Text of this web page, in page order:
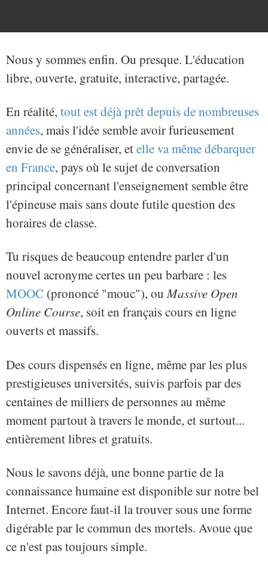
Nous y sommes enfin. Ou presque. L'éducation
libre, ouverte, gratuite, interactive, partagée.
En réalité, tout est déjà prêt depuis de nombreuses
années, mais l'idée semble avoir furieusement
envie de se généraliser, etelle va même débarquer
en France, pays où le sujet de conversation
principal concernant l'enseignement semble être
l'épineuse mais sans doute futile question des
horaires de classe.
Tu risques de beaucoup entendre parler d'un
nouvel acronyme certes un peu barbare : les
MOOC (prononcé "mouc"), ouMassive Open
Online Course, soit en français cours en ligne
ouverts et massifs.
Des cours dispensés en ligne, même par les plus
prestigieuses universités, suivis parfois par des
centaines de milliers de personnes au même
moment partout à travers le monde, et surtout...
entièrement libres et gratuits.
Nous le savons déjà, une bonne partie de la
connaissance humaine est disponible sur notre bel
Internet. Encore faut-il la trouver sous une forme
digérable par le commun des mortels. Avoue que
ce n'est pas toujours simple.